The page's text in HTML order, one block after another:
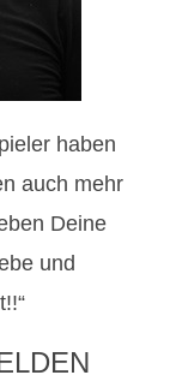
haben
auch mehr
Deine
und